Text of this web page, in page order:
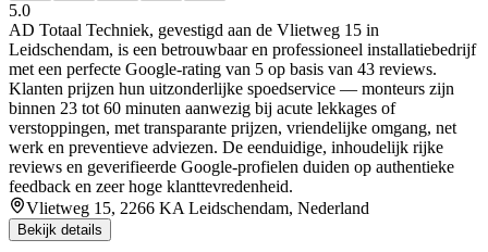
5.0
AD Totaal Techniek, gevestigd aan de Vlietweg 15 in
Leidschendam, is een betrouwbaar en professioneel installatiebedrijf
met een perfecte Google-rating van 5 op basis van 43 reviews.
Klanten prijzen hun uitzonderlijke spoedservice — monteurs zijn
binnen 23 tot 60 minuten aanwezig bij acute lekkages of
verstoppingen, met transparante prijzen, vriendelijke omgang, net
werk en preventieve adviezen. De eenduidige, inhoudelijk rijke
reviews en geverifieerde Google-profielen duiden op authentieke
feedback en zeer hoge klanttevredenheid.
Vlietweg 15, 2266 KA Leidschendam, Nederland
Bekijk details